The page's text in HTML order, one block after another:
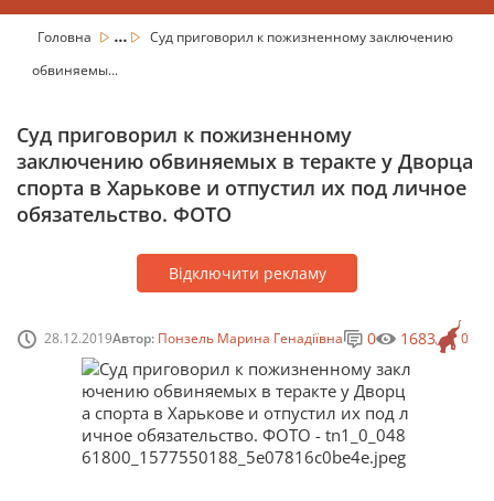
Головна ...
Суд приговорил к пожизненному заключению
обвиняемы...
Суд приговорил к пожизненному
заключению обвиняемых в теракте у Дворца
спорта в Харькове и отпустил их под личное
обязательство. ФОТО
Відключити рекламу
28.12.2019Автор: Понзель Марина Генадіївна 0
0 1683